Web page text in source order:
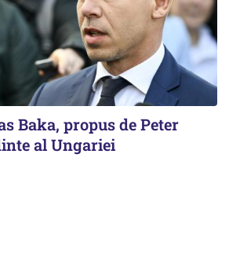
Baka, propus de Peter
al Ungariei